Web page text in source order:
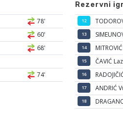
78'
60'
68'
74'
Rezervni
12
13
14
15 ČAVIĆ
16
17 ANDRIĆ
18